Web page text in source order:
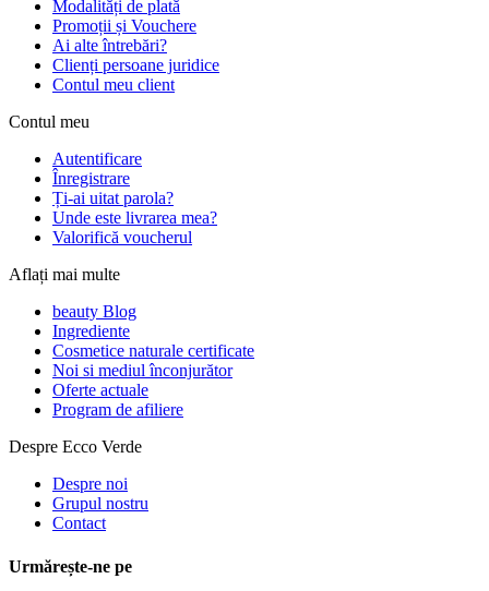
Modalități de plată
Promoții și Vouchere
Ai alte întrebări?
Clienți persoane juridice
Contul meu client
Contul meu
Autentificare
Înregistrare
Ți-ai uitat parola?
Unde este livrarea mea?
Valorifică voucherul
Aflați mai multe
beauty Blog
Ingrediente
Cosmetice naturale certificate
Noi si mediul înconjurător
Oferte actuale
Program de afiliere
Despre Ecco Verde
Despre noi
Grupul nostru
Contact
Urmărește-ne pe